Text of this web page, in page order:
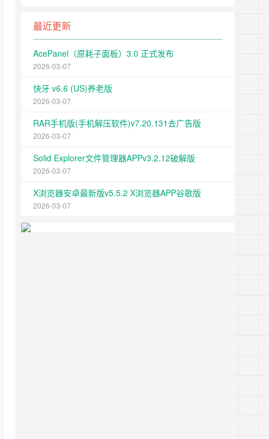
最近更新
AcePanel（原耗子面板）3.0 正式发布
2026-03-07
快牙 v6.6 (US)养老版
2026-03-07
RAR手机版(手机解压软件)v7.20.131去广告版
2026-03-07
Solid Explorer文件管理器APPv3.2.12破解版
2026-03-07
X浏览器安卓最新版v5.5.2 X浏览器APP谷歌版
2026-03-07